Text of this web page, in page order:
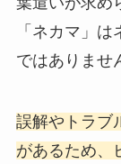
「ネカマ」
ではありませ
誤解やトラブ
があるため、